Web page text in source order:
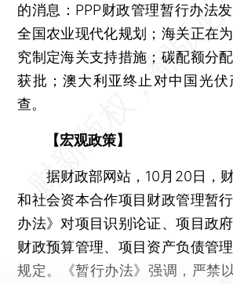
的消息：PPP财政管理暂行办法
全国农业现代化规划；海关正在
究制定海关支持措施；碳配额分
获批；澳大利亚终止对中国光伏
查。
【宏观政策】
据财政部网站，10月20日，财
和社会资本合作项目财政管理暂
办法》对项目识别论证、项目政
财政预算管理、项目资产负债管
规定。《暂行办法》强调，严禁